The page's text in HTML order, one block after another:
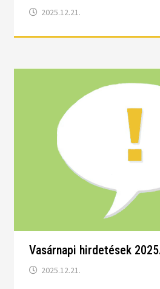
2025.12.21.
Vasárnapi hirdetések
2025.12.21.